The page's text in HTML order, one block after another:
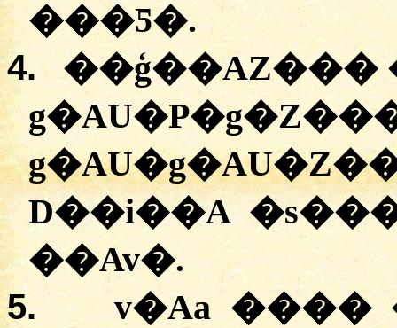
���Ƽ�.
4.
��ģ��AZ���
D��i��A
��Av�.
5.
v�Aa ����